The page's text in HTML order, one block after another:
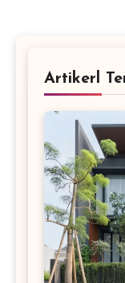
Artikerl